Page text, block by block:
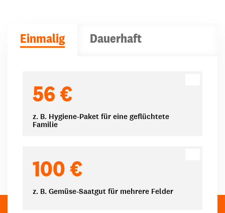
Einmalig Dauerhaft
56 €
z. B. Hygiene-Paket für eine geflüchtete
Familie
100 €
z. B. Gemüse-Saatgut für mehrere Felder